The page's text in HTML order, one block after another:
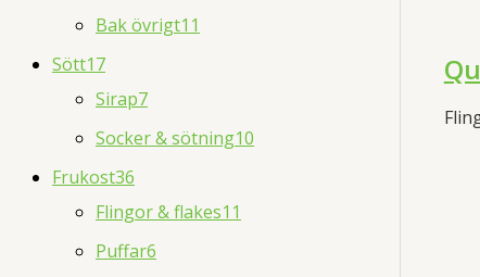
Bak övrigt11
Sött17
Sirap7
Socker & sötning10
Frukost36
Flingor & flakes11
Puffar6